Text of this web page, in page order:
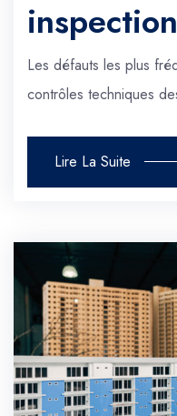
Les défauts les plus
contrôles techniques
Lire La Suite